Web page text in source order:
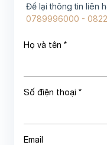
Để lại thông tin liên
0789996000 -
Họ và tên *
Số điện thoại *
Email